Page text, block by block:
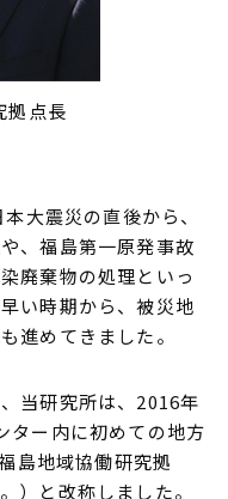
ちら
拠点長
大震災の直後から、
、福島第一原発事故
廃棄物の処理といっ
い時期から、被災地
進めてきました。
当研究所は、2016年
ター内に初めての地方
島地域協働研究拠
）と改称しました。